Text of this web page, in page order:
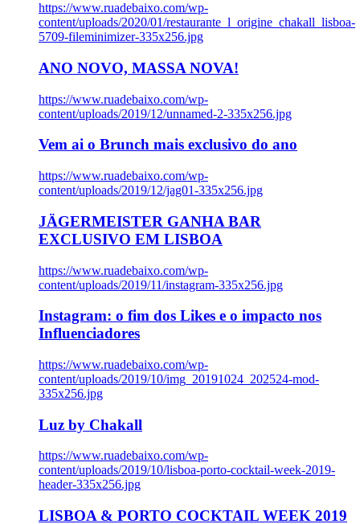
https://www.ruadebaixo.com/wp-
content/uploads/2020/01/restaurante_l_origine_chakall_lisboa-
5709-fileminimizer-335x256.jpg
ANO NOVO, MASSA NOVA!
https://www.ruadebaixo.com/wp-
content/uploads/2019/12/unnamed-2-335x256.jpg
Vem ai o Brunch mais exclusivo do ano
https://www.ruadebaixo.com/wp-
content/uploads/2019/12/jag01-335x256.jpg
JÄGERMEISTER GANHA BAR
EXCLUSIVO EM LISBOA
https://www.ruadebaixo.com/wp-
content/uploads/2019/11/instagram-335x256.jpg
Instagram: o fim dos Likes e o impacto nos
Influenciadores
https://www.ruadebaixo.com/wp-
content/uploads/2019/10/img_20191024_202524-mod-
335x256.jpg
Luz by Chakall
https://www.ruadebaixo.com/wp-
content/uploads/2019/10/lisboa-porto-cocktail-week-2019-
header-335x256.jpg
LISBOA & PORTO COCKTAIL WEEK 2019